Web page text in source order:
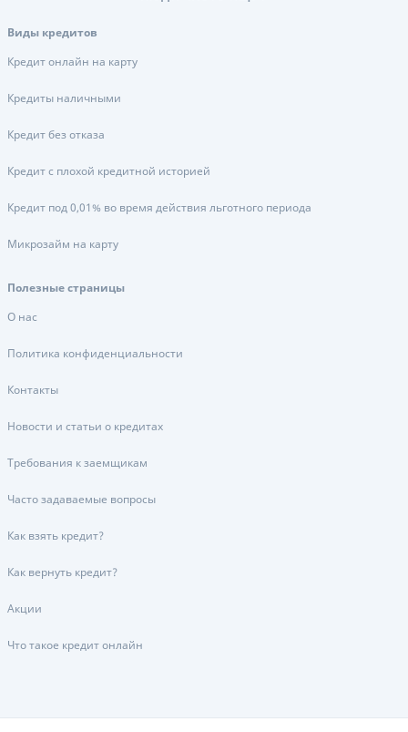
Виды кредитов
Кредит онлайн на карту
Кредиты наличными
Кредит без отказа
Кредит с плохой кредитной историей
Кредит под 0,01% во время действия льготного периода
Микрозайм на карту
Полезные страницы
О нас
Политика конфиденциальности
Контакты
Новости и статьи о кредитах
Требования к заемщикам
Часто задаваемые вопросы
Как взять кредит?
Как вернуть кредит?
Акции
Что такое кредит онлайн